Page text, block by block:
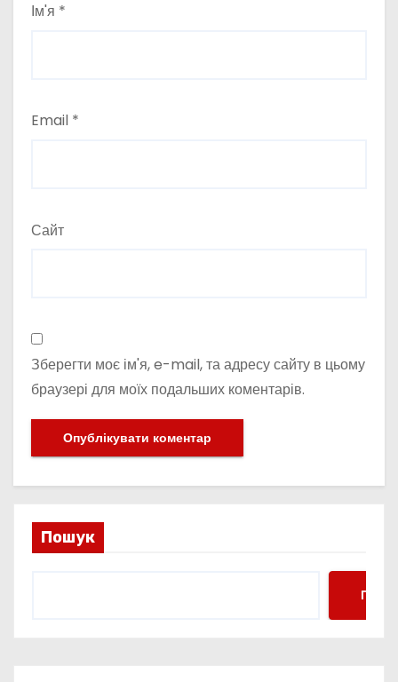
Ім'я *
Email *
Сайт
Зберегти моє ім'я, e-mail, та адресу сайту в цьому
браузері для моїх подальших коментарів.
Пошук